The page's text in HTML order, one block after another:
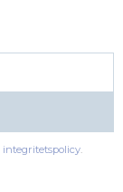
integritetspolicy.